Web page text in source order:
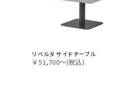
リベルタ サイドテーブル
￥51,700〜(税込)